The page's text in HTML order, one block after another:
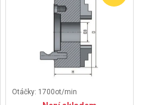
Otáčky: 1700ot/min